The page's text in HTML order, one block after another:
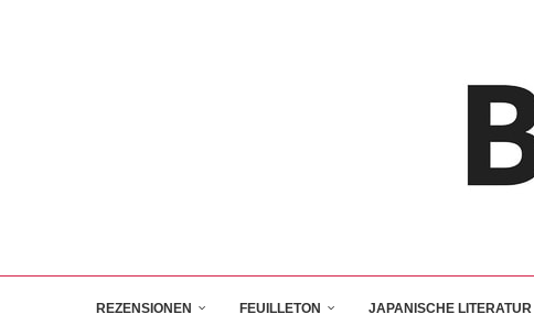
REZENSIONEN FEUILLETON JAPANISCHE LITERATUR